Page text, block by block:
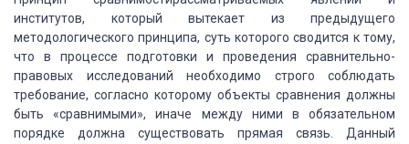
институтов, который вытекает из предыдущего
методологического принципа, суть которого сводится к тому,
что в процессе подготовки и проведения сравнительно-
правовых исследований необходимо строго соблюдать
требование, согласно которому объекты сравнения должны
быть «сравнимыми», иначе между ними в обязательном
порядке должна существовать прямая связь. Данный